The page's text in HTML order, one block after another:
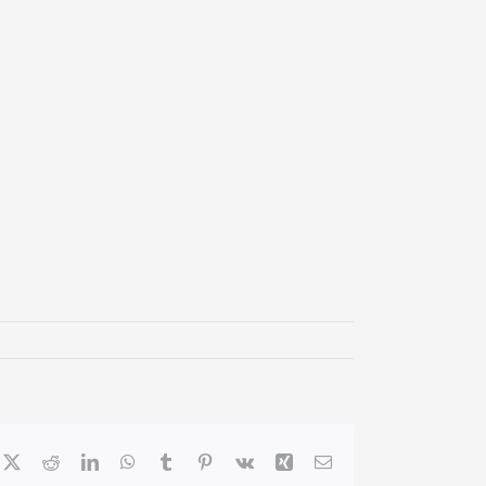
RedditLinkedInWhatsApp
Tumblr Pinterest
Vk Xing Email